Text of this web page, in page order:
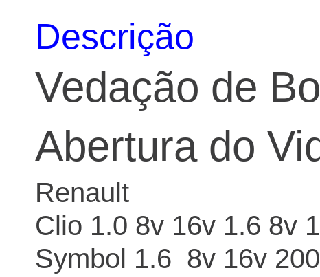
Descrição
Vedação de
Abertura do
Renault
Clio 1.0 8v 16v 1.6 8v
Symbol 1.6 8v 16v